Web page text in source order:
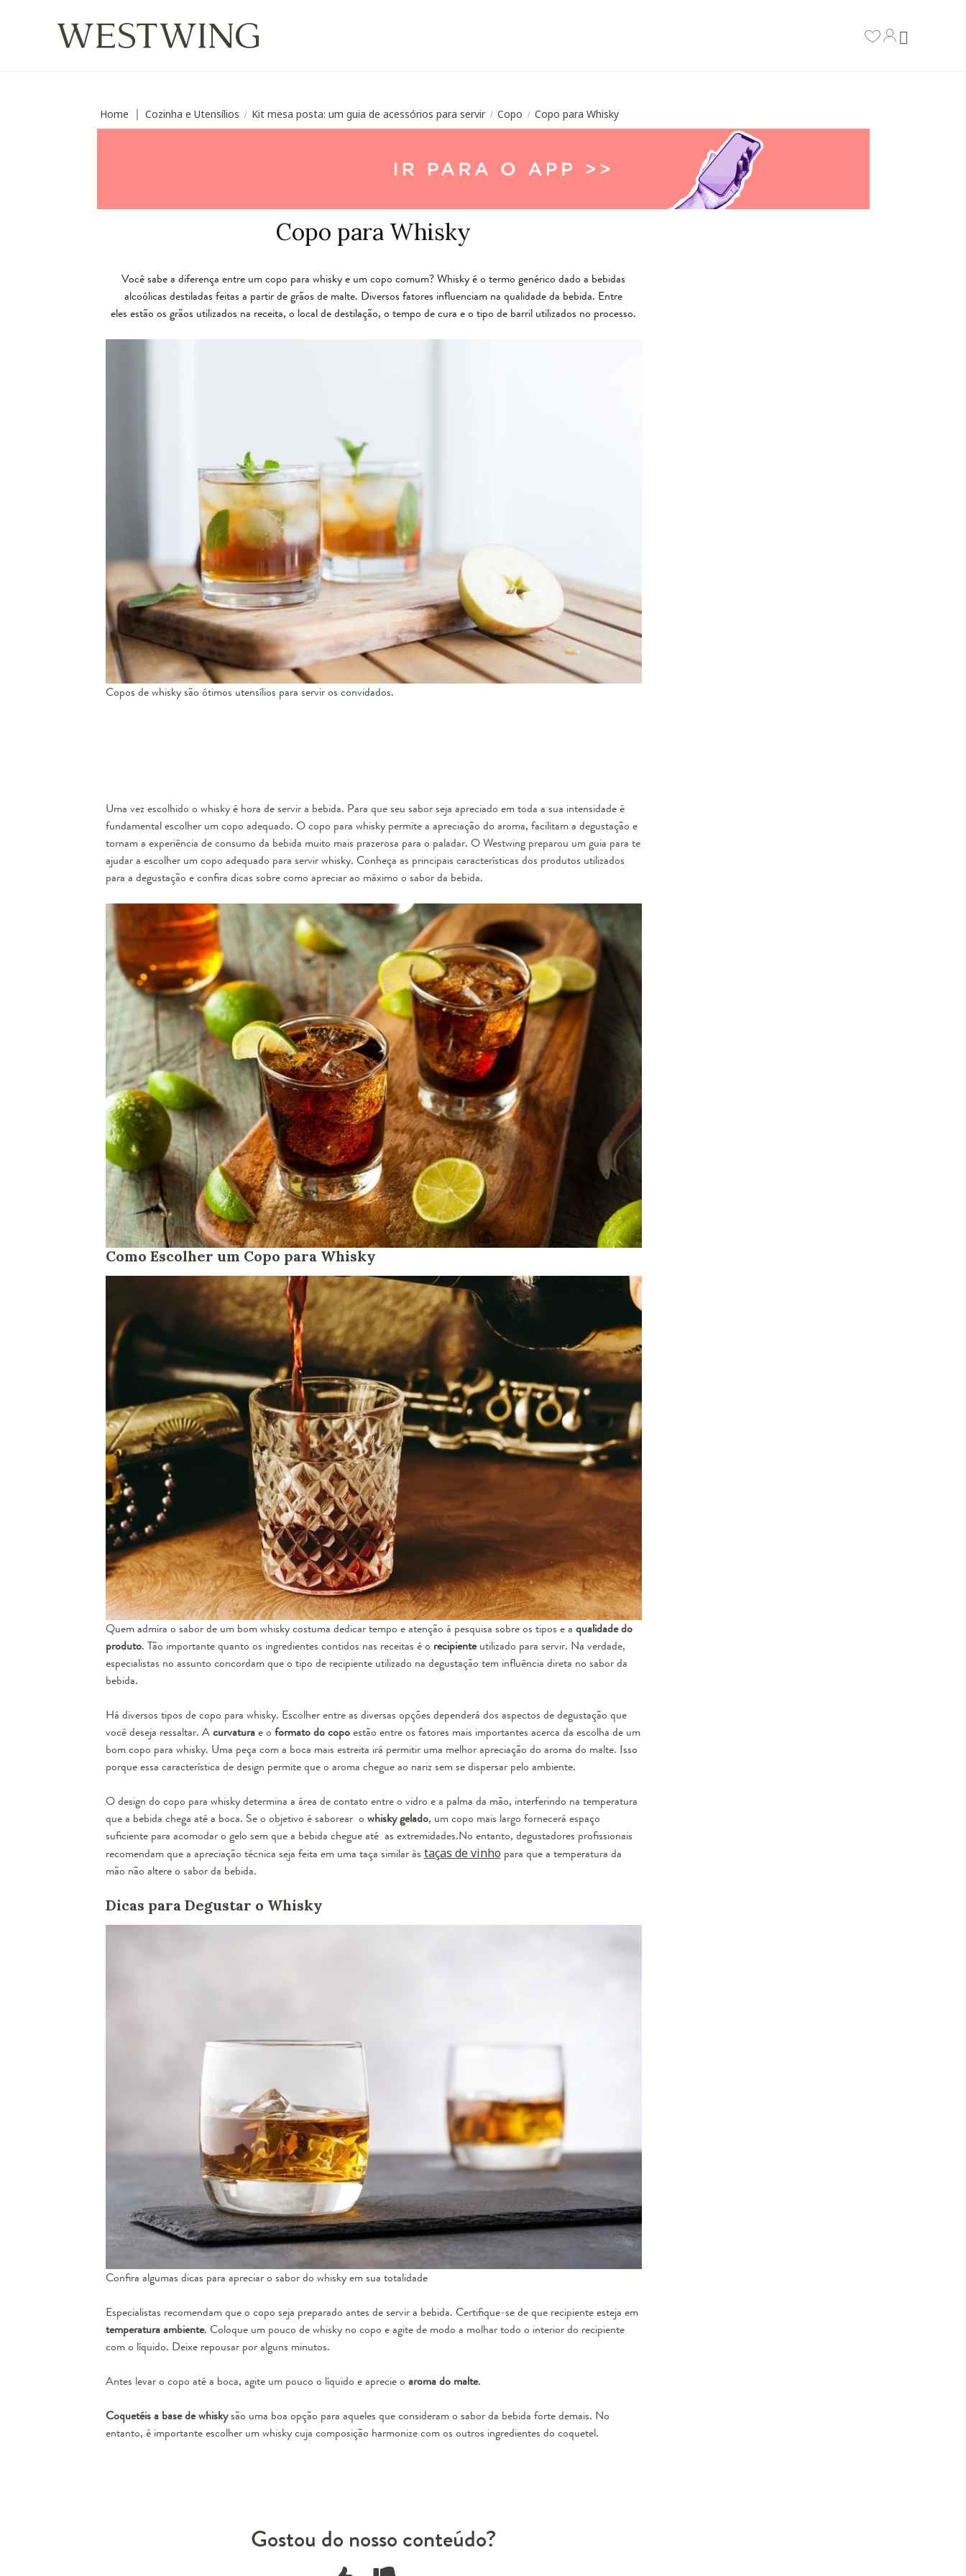
Home Cozinha e Utensílios / Kit mesa posta: um guia de acessórios para servir / Copo / Copo para Whisky
Copo para Whisky
Você sabe a diferença entre um copo para whisky e um copo comum? Whisky é o termo genérico dado a bebidas
alcoólicas destiladas feitas a partir de grãos de malte. Diversos fatores influenciam na qualidade da bebida. Entre
eles estão os grãos utilizados na receita, o local de destilação, o tempo de cura e o tipo de barril utilizados no processo.
Copos de whisky são ótimos utensílios para servir os convidados.
Uma vez escolhido o whisky é hora de servir a bebida. Para que seu sabor seja apreciado em toda a sua intensidade é
fundamental escolher um copo adequado. O copo para whisky permite a apreciação do aroma, facilitam a degustação e
tornam a experiência de consumo da bebida muito mais prazerosa para o paladar. O Westwing preparou um guia para te
ajudar a escolher um copo adequado para servir whisky. Conheça as principais características dos produtos utilizados
para a degustação e confira dicas sobre como apreciar ao máximo o sabor da bebida.
Como Escolher um Copo para Whisky
Quem admira o sabor de um bom whisky costuma dedicar tempo e atenção à pesquisa sobre os tipos e a qualidade do
produto. Tão importante quanto os ingredientes contidos nas receitas é o recipienteutilizado para servir. Na verdade,
especialistas no assunto concordam que o tipo de recipiente utilizado na degustação tem influência direta no sabor da
bebida.
Há diversos tipos de copo para whisky. Escolher entre as diversas opções dependerá dos aspectos de degustação que
você deseja ressaltar. Acurvaturae o formato do copoestão entre os fatores mais importantes acerca da escolha de um
bom copo para whisky. Uma peça com a boca mais estreita irá permitir uma melhor apreciação do aroma do malte. Isso
porque essa característica de design permite que o aroma chegue ao nariz sem se dispersar pelo ambiente.
O design do copo para whisky determina a área de contato entre o vidro e a palma da mão, interferindo na temperatura
que a bebida chega até a boca. Se o objetivo é saborear o whisky gelado, um copo mais largo fornecerá espaço
suficiente para acomodar o gelo sem que a bebida chegue até as extremidades.No entanto, degustadores profissionais
recomendam que a apreciação técnica seja feita em uma taça similar às taças de vinho para que a temperatura da
mão não altere o sabor da bebida.
Dicas para Degustar o Whisky
Confira algumas dicas para apreciar o sabor do whisky em sua totalidade
Especialistas recomendam que o copo seja preparado antes de servir a bebida. Certifique-se de que recipiente esteja em
temperatura ambiente. Coloque um pouco de whisky no copo e agite de modo a molhar todo o interior do recipiente
com o líquido. Deixe repousar por alguns minutos.
Antes levar o copo até a boca, agite um pouco o líquido e aprecie o aroma do malte.
Coquetéis a base de whiskysão uma boa opção para aqueles que consideram o sabor da bebida forte demais. No
entanto, é importante escolher um whisky cuja composição harmonize com os outros ingredientes do coquetel.
Gostou do nosso conteúdo?